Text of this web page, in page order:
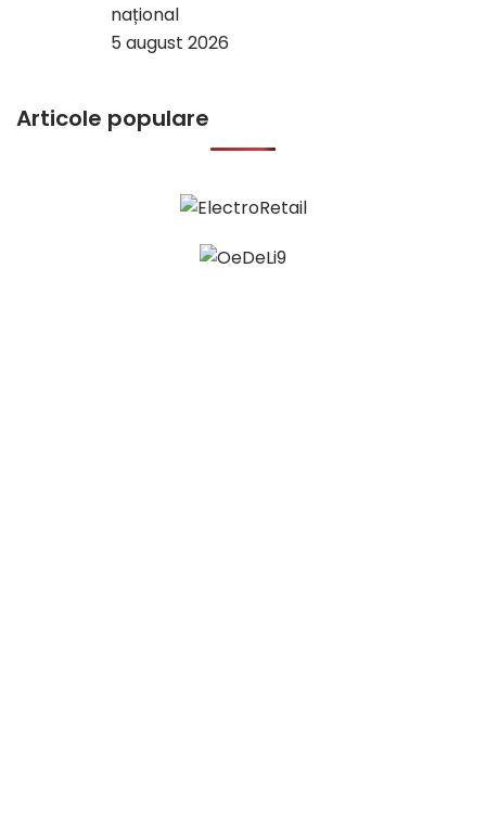
național
5 august 2026
Articole populare